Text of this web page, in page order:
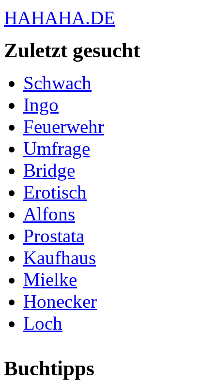
HAHAHA.DE
Zuletzt gesucht
Schwach
Ingo
Feuerwehr
Umfrage
Bridge
Erotisch
Alfons
Prostata
Kaufhaus
Mielke
Honecker
Loch
Buchtipps